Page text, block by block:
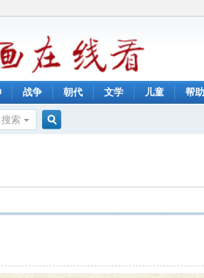
战争 朝代 文学 儿童 帮助
搜索